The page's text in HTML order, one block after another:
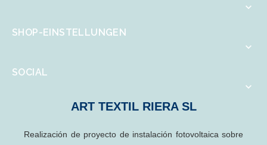

SHOP-EINSTELLUNGEN

SOCIAL

ART TEXTIL RIERA SL
Realización de proyecto de instalación fotovoltaica sobre